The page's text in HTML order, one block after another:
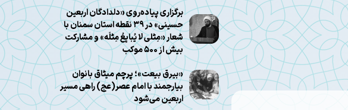
برگزاری پیاده‌روی «دلدادگان اربعین
حسینی» در ۳۹ نقطه استان سمنان با
شعار «مِثلی لا یُبایِعُ مِثلَه» و مشارکت
بیش از ۵۰۰ موکب
«بیرق بیعت»؛ پرچم میثاق بانوان
بیارجمند با امام عصر(عج) راهی مسیر
اربعین می‌شود